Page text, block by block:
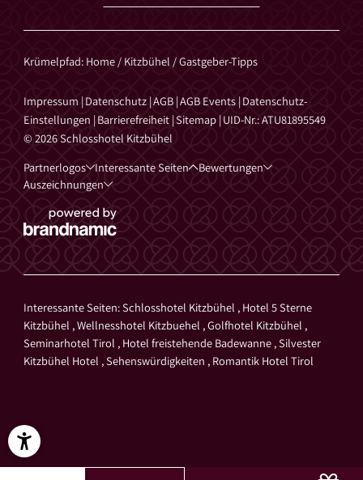
Krümelpfad: Home/ Kitzbühel /Gastgeber-Tipps
Impressum |Datenschutz |AGB |AGB Events |Datenschutz-
Einstellungen |Barrierefreiheit |Sitemap |UID-Nr.: ATU81895549
© 2026 Schlosshotel Kitzbühel
Partnerlogos
Interessante Seiten
Bewertungen
Auszeichnungen
Interessante Seiten:Schlosshotel Kitzbühel , Hotel 5 Sterne
Kitzbühel ,Wellnesshotel Kitzbuehel ,Golfhotel Kitzbühel ,
Seminarhotel Tirol , Hotel freistehende Badewanne ,Silvester
Kitzbühel Hotel ,Sehenswürdigkeiten , Romantik Hotel Tirol